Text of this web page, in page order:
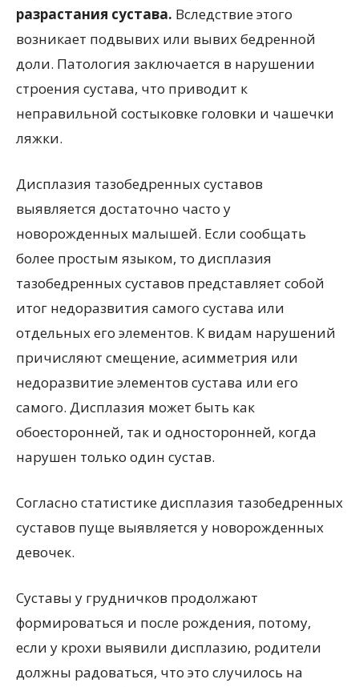
разрастания сустава. Вследствие этого
возникает подвывих или вывих бедренной
доли. Патология заключается в нарушении
строения сустава, что приводит к
неправильной состыковке головки и чашечки
ляжки.
Дисплазия тазобедренных суставов
выявляется достаточно часто у
новорожденных малышей. Если сообщать
более простым языком, то дисплазия
тазобедренных суставов представляет собой
итог недоразвития самого сустава или
отдельных его элементов. К видам нарушений
причисляют смещение, асимметрия или
недоразвитие элементов сустава или его
самого. Дисплазия может быть как
обоесторонней, так и односторонней, когда
нарушен только один сустав.
Согласно статистике дисплазия тазобедренных
суставов пуще выявляется у новорожденных
девочек.
Суставы у грудничков продолжают
формироваться и после рождения, потому,
если у крохи выявили дисплазию, родители
должны радоваться, что это случилось на